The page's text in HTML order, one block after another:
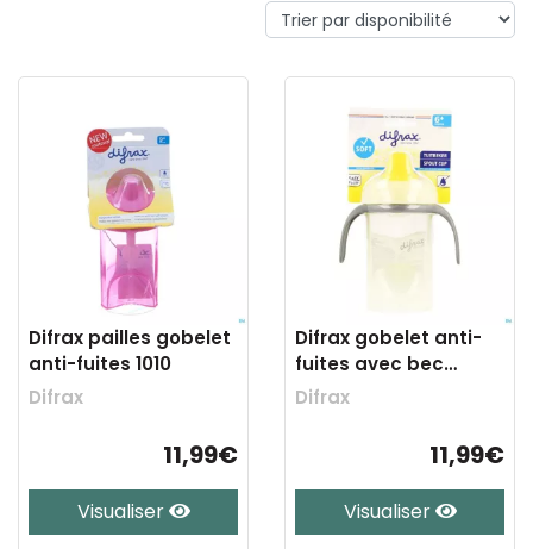
Difrax pailles gobelet
anti-fuites 1010
Difrax
11,99€
Visualiser
Difrax gobelet anti-
fuites avec bec
souple 704
Difrax
11,99€
Visualiser